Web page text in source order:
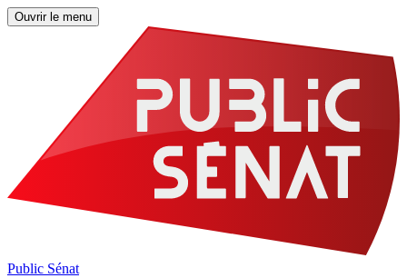
Ouvrir le menu
Public Sénat